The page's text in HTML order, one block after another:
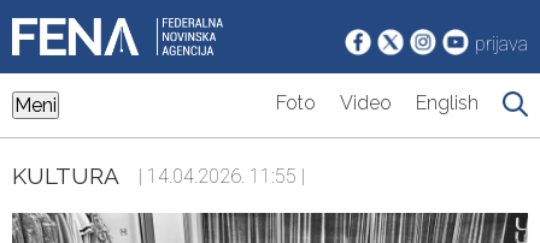
prijava
Meni Foto Video English
KULTURA | 14.04.2026. 11:55 |